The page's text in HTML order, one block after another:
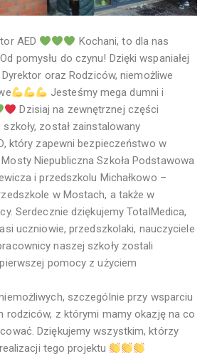
AED
Kochani, to dla nas
pomysłu do czynu! Dzięki wspaniałej
oraz Rodziców, niemożliwe
Jesteśmy mega dumni i
Dzisiaj na zewnętrznej części
szkoły, został zainstalowany
który zapewni bezpieczeństwo w
Niepubliczna Szkoła Podstawowa
i przedszkolu Michałkowo –
w Mostach, a także w
Serdecznie dziękujemy TotalMedica,
uczniowie, przedszkolaki, nauczyciele
naszej szkoły zostali
pomocy z użyciem
szczególnie przy wsparciu
rodziców, z którymi mamy okazję na co
Dziękujemy wszystkim, którzy
tego projektu